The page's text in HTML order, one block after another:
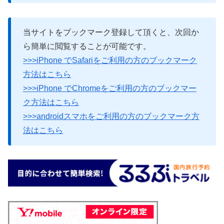
当サイトをブックマーク登録して頂くと、次回か
ら簡単に閲覧することが可能です。
>>>iPhone でSafariをご利用の方のブックマーク
方法はこちら
>>>iPhone でChromeをご利用の方のブックマー
ク方法はこちら
>>>androidスマホをご利用の方のブックマーク方
法はこちら